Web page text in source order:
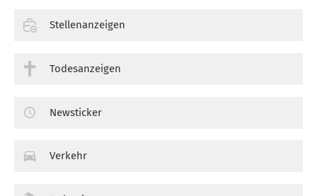
Stellenanzeigen
Todesanzeigen
Newsticker
Verkehr